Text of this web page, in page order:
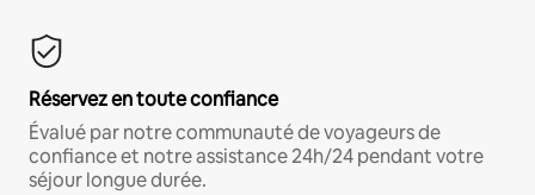
Réservez en toute confiance
Évalué par notre communauté de voyageurs de
confiance et notre assistance 24h/24 pendant votre
séjour longue durée.